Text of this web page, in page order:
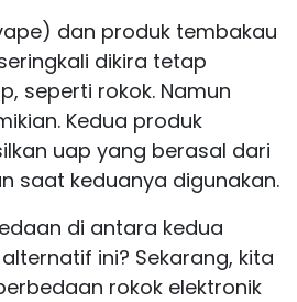
dan produk tembakau
dikira tetap
seperti rokok. Namun
Kedua produk
uap yang berasal dari
saat keduanya digunakan.
di antara kedua
ini? Sekarang, kita
rokok elektronik